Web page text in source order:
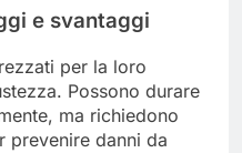
e svantaggi
per la loro
Possono durare
ma richiedono
prevenire danni da